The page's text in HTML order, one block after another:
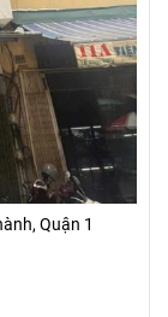
Quận 1